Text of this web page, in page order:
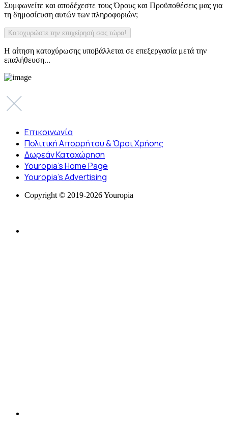
Συμφωνείτε και αποδέχεστε τους Όρους και Προϋποθέσεις μας για
τη δημοσίευση αυτών των πληροφοριών;
Η αίτηση κατοχύρωσης υποβάλλεται σε επεξεργασία μετά την
επαλήθευση...
Επικοινωνία
Πολιτική Απορρήτου & Όροι Χρήσης
Δωρεάν Καταχώρηση
Youropia’s Home Page
Youropia’s Advertising
Copyright © 2019-2026 Youropia